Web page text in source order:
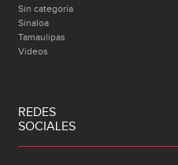
Sin categoría
Sinaloa
Tamaulipas
Videos
REDES
SOCIALES